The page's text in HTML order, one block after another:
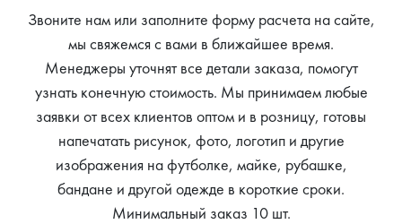
Звоните нам или заполните форму расчета на сайте,
мы свяжемся с вами в ближайшее время.
Менеджеры уточнят все детали заказа, помогут
узнать конечную стоимость. Мы принимаем любые
заявки от всех клиентов оптом и в розницу, готовы
напечатать рисунок, фото, логотип и другие
изображения на футболке, майке, рубашке,
бандане и другой одежде в короткие сроки.
Минимальный заказ 10 шт.